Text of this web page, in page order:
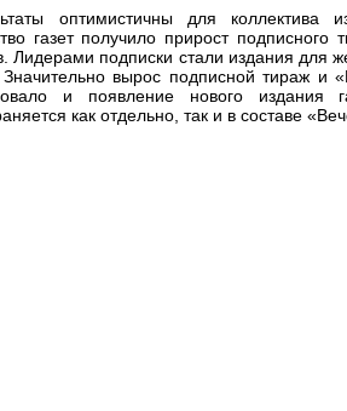
оптимистичны для коллектива
газет получило прирост
Лидерами подписки стали издания для
Значительно вырос подписной тираж и
и появление нового издания
как отдельно, так и в составе